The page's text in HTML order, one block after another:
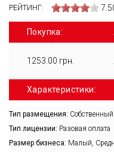
РЕЙТИНГ:
Покупка:
1253.00 грн.
Характеристики:
Тип размещения:
Тип лицензии: Разовая оплата
Размер бизнеса: Малый,